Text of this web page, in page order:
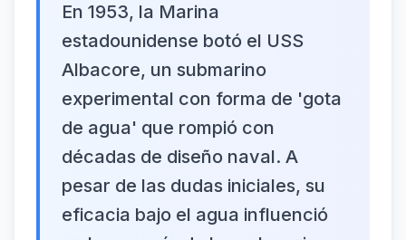
En 1953, la Marina
estadounidense botó el USS
Albacore, un submarino
experimental con forma de 'gota
de agua' que rompió con
décadas de diseño naval. A
pesar de las dudas iniciales, su
eficacia bajo el agua influenció